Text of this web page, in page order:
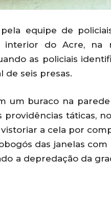
equipe de
interior do Acre, na
as policiais
de seis presas.
um buraco na
providências táticas,
a cela por
das janelas com
a depredação da